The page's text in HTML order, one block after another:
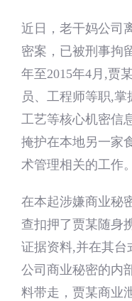
近日，老干妈公司
密案，已被刑事拘
年至2015年4月,贾
员、工程师等职,
工艺等核心机密信
掩护在本地另一家
术管理相关的工作。
在本起涉嫌商业秘
查扣押了贾某随身
证据资料,并在其
公司商业秘密的内
料带走，贾某商业